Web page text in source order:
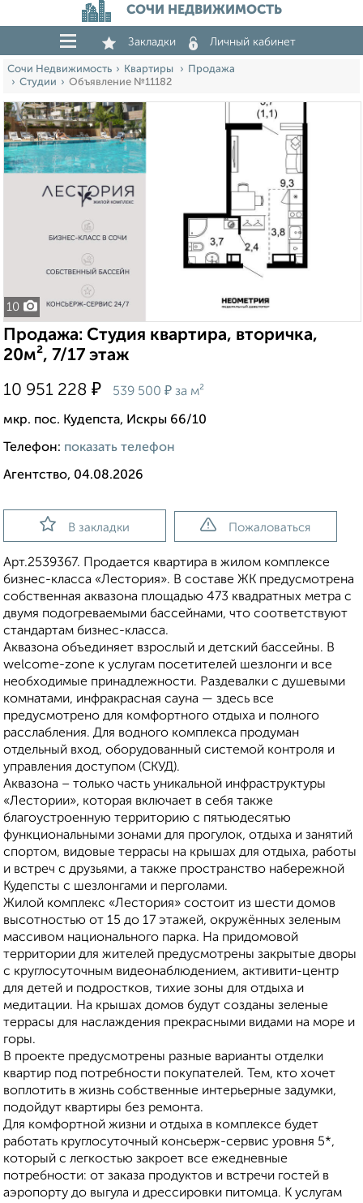
СОЧИ НЕДВИЖИМОСТЬ
Закладки Личный кабинет
Сочи Недвижимость Квартиры
Продажа
Студии
Объявление №11182
10
Продажа: Студия квартира, вторичка,
20м², 7/17 этаж
10 951 228 ₽ 539 500 ₽ за м²
мкр. пос. Кудепста, Искры 66/10
Телефон: показать телефон
Агентство, 04.08.2026
В закладки Пожаловаться
Apт.2539367. Продается квартира в жилом комплексе
бизнес-класса «Лестория». В составе ЖК предусмотрена
собственная аквазона площадью 473 квадратных метра с
двумя подогреваемыми бассейнами, что соответствуют
стандартам бизнес-класса.
Аквазона объединяет взрослый и детский бассейны. В
welcome-zone к услугам посетителей шезлонги и все
необходимые принадлежности. Раздевалки с душевыми
комнатами, инфракрасная сауна — здесь все
предусмотрено для комфортного отдыха и полного
расслабления. Для водного комплекса продуман
отдельный вход, оборудованный системой контроля и
управления доступом (СКУД).
Аквазона – только часть уникальной инфраструктуры
«Лестории», которая включает в себя также
благоустроенную территорию с пятьюдесятью
функциональными зонами для прогулок, отдыха и занятий
спортом, видовые террасы на крышах для отдыха, работы
и встреч с друзьями, а также пространство набережной
Кудепсты с шезлонгами и перголами.
Жилой комплекс «Лестория» состоит из шести домов
высотностью от 15 до 17 этажей, окружённых зеленым
массивом национального парка. На придомовой
территории для жителей предусмотрены закрытые дворы
с круглосуточным видеонаблюдением, активити-центр
для детей и подростков, тихие зоны для отдыха и
медитации. На крышах домов будут созданы зеленые
террасы для наслаждения прекрасными видами на море и
горы.
В проекте предусмотрены разные варианты отделки
квартир под потребности покупателей. Тем, кто хочет
воплотить в жизнь собственные интерьерные задумки,
подойдут квартиры без ремонта.
Для комфортной жизни и отдыха в комплексе будет
работать круглосуточный консьерж-сервис уровня 5*,
который с легкостью закроет все ежедневные
потребности: от заказа продуктов и встречи гостей в
аэропорту до выгула и дрессировки питомца. К услугам